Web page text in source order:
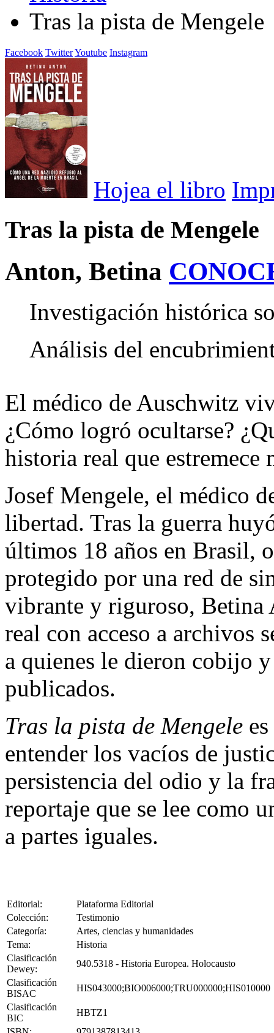
Tras la pista de Mengele
Facebook TwitterYoutube Instagram
Hojea el libro
Tras la pista de Mengele
Anton, Betina
Investigación histórica
Análisis del
El médico de Auschwitz
¿Cómo logró ocultarse?
historia real que estremece
Josef Mengele, el médico
libertad. Tras la guerra
últimos 18 años en Brasil,
protegido por una red de
vibrante y riguroso, Betina
real con acceso a archivos
a quienes le dieron cobijo
publicados.
Tras la pista de Mengele
entender los vacíos de
persistencia del odio y la
reportaje que se lee como
a partes iguales.
Editorial:
Plataforma Editorial
Colección:
Testimonio
Categoría:
Artes, ciencias y humanidades
Tema:
Historia
Clasificación
Dewey:
940.5318 - Historia Europea. Holocausto
Clasificación
BISAC
HIS043000;BIO006000;TRU000000;HIS010000
Clasificación
BIC
HBTZ1